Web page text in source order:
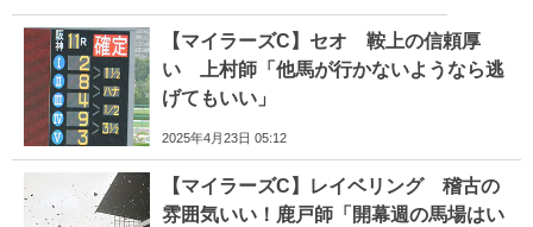
【マイラーズC】セオ 鞍上の信頼厚
い 上村師「他馬が行かないようなら逃
げてもいい」
2025年4月23日 05:12
【マイラーズC】レイベリング 稽古の
雰囲気いい！鹿戸師「開幕週の馬場はい